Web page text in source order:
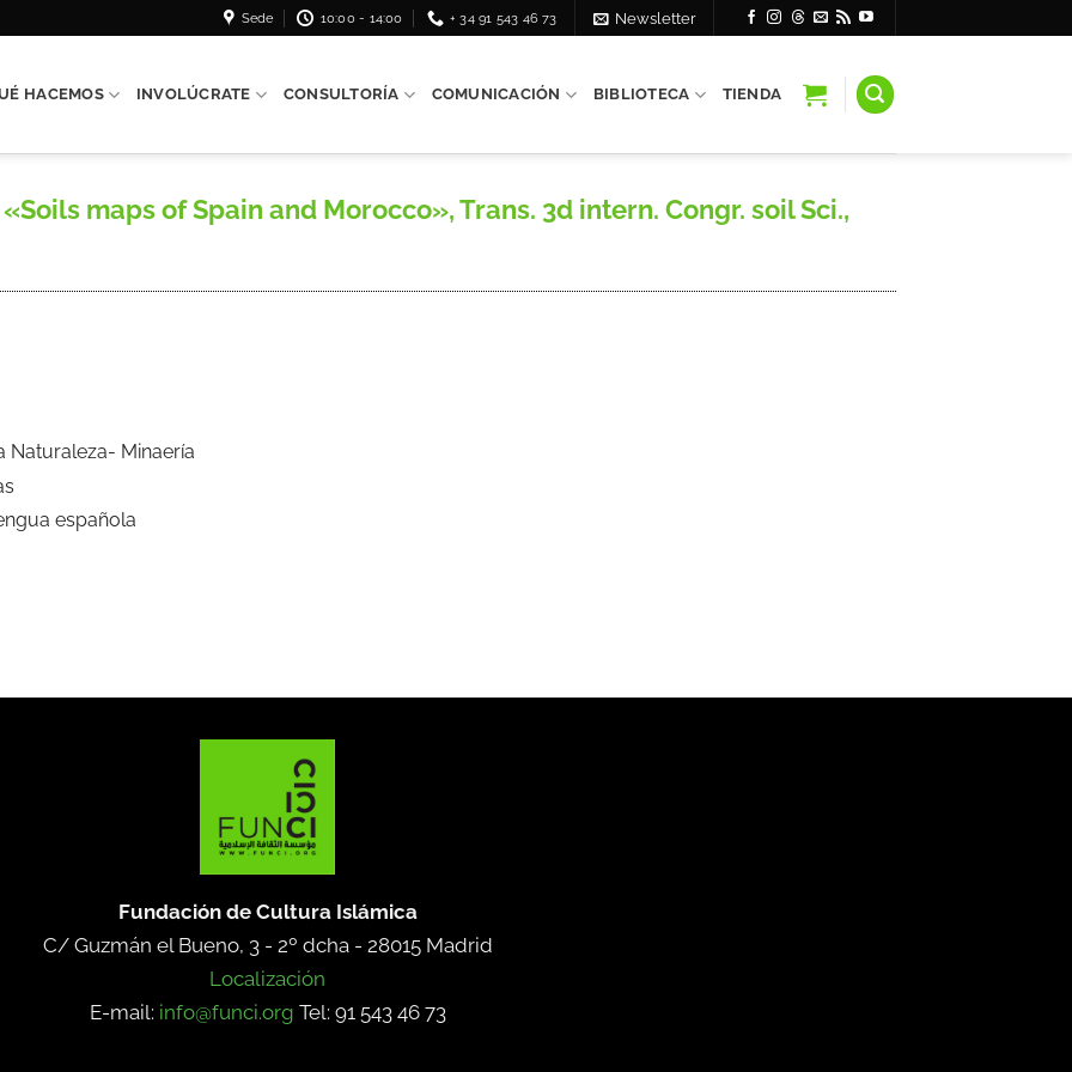
Sede 10:00 - 14:00 + 34 91 543 46 73 Newsletter
HACEMOS INVOLÚCRATE CONSULTORÍA COMUNICACIÓN BIBLIOTECA TIENDA
«Soils maps of Spain and Morocco», Trans. 3d intern. Congr. soil Sci.,
Naturaleza- Minaería
española
Fundación de Cultura Islámica
C/ Guzmán el Bueno, 3 - 2º dcha - 28015 Madrid
Localización
E-mail: info@funci.org Tel: 91 543 46 73